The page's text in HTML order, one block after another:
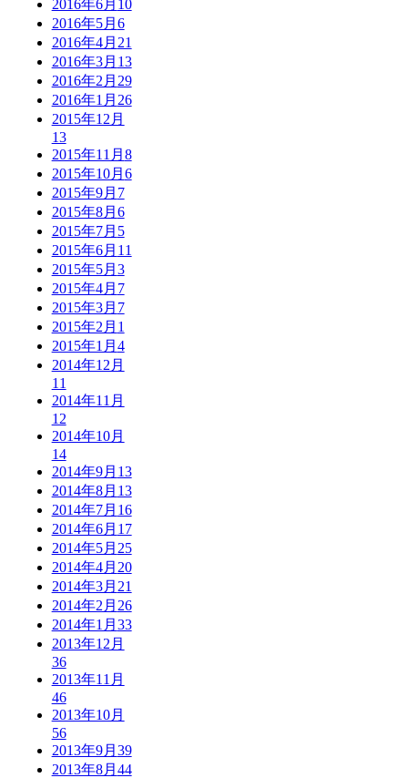
2016年6月 10
2016年5月 6
2016年4月 21
2016年3月 13
2016年2月 29
2016年1月 26
2015年12月
13
2015年11月 8
2015年10月 6
2015年9月 7
2015年8月 6
2015年7月 5
2015年6月 11
2015年5月 3
2015年4月 7
2015年3月 7
2015年2月 1
2015年1月 4
2014年12月
11
2014年11月
12
2014年10月
14
2014年9月 13
2014年8月 13
2014年7月 16
2014年6月 17
2014年5月 25
2014年4月 20
2014年3月 21
2014年2月 26
2014年1月 33
2013年12月
36
2013年11月
46
2013年10月
56
2013年9月 39
2013年8月 44